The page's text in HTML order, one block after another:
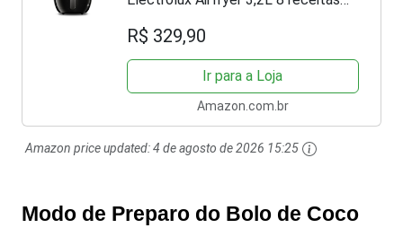
pré-sugeridas desligamento
automático time sonoro 1400W
EAF10 preta 127v por Rita Lobo
R$ 329,90
Ir para a Loja
Amazon.com.br
Amazon price updated:4 de agosto de 2026 15:25
Modo de Preparo do Bolo de Coco